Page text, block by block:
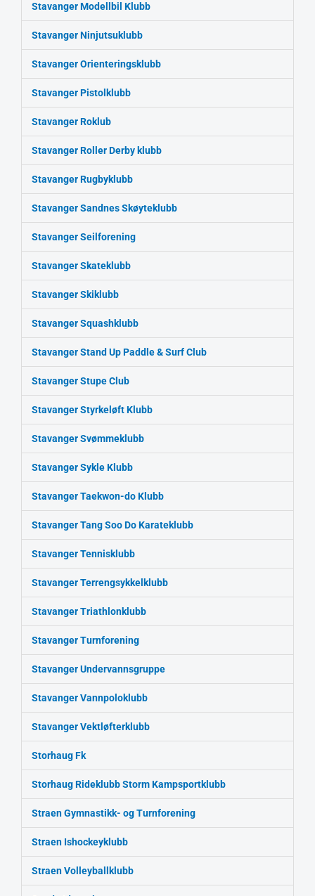
Stavanger Modellbil Klubb
Stavanger Ninjutsuklubb
Stavanger Orienteringsklubb
Stavanger Pistolklubb
Stavanger Roklub
Stavanger Roller Derby klubb
Stavanger Rugbyklubb
Stavanger Sandnes Skøyteklubb
Stavanger Seilforening
Stavanger Skateklubb
Stavanger Skiklubb
Stavanger Squashklubb
Stavanger Stand Up Paddle & Surf Club
Stavanger Stupe Club
Stavanger Styrkeløft Klubb
Stavanger Svømmeklubb
Stavanger Sykle Klubb
Stavanger Taekwon-do Klubb
Stavanger Tang Soo Do Karateklubb
Stavanger Tennisklubb
Stavanger Terrengsykkelklubb
Stavanger Triathlonklubb
Stavanger Turnforening
Stavanger Undervannsgruppe
Stavanger Vannpoloklubb
Stavanger Vektløfterklubb
Storhaug Fk
Storhaug Rideklubb Storm Kampsportklubb
Straen Gymnastikk- og Turnforening
Straen Ishockeyklubb
Straen Volleyballklubb